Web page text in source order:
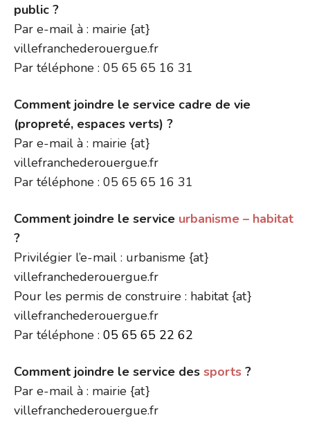
public ?
Par e-mail à : mairie {at}
villefranchederouergue.fr
Par téléphone : 05 65 65 16 31
Comment joindre le service cadre de vie
(propreté, espaces verts) ?
Par e-mail à : mairie {at}
villefranchederouergue.fr
Par téléphone : 05 65 65 16 31
Comment joindre le service urbanisme – habitat
?
Privilégier l’e-mail : urbanisme {at}
villefranchederouergue.fr
Pour les permis de construire : habitat {at}
villefranchederouergue.fr
Par téléphone : 05 65 65 22 62
Comment joindre le service des sports ?
Par e-mail à : mairie {at}
villefranchederouergue.fr